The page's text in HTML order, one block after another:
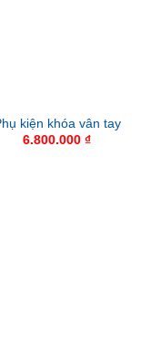
kiện khóa vân tay
6.800.000 ₫